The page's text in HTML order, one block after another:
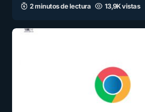
2 minutos de lectura 13,9K vistas